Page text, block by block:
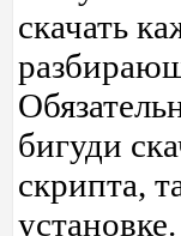
скачать
бигуди
скрипта,